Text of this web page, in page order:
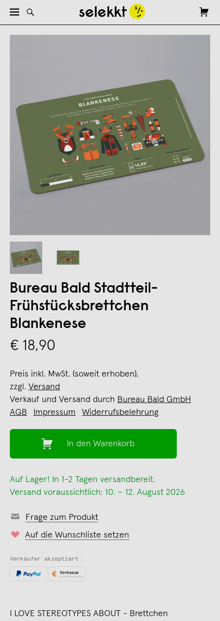
Bureau Bald Stadtteil-
Frühstücksbrettchen
Blankenese
€ 18,90
Preis inkl. MwSt. (soweit erhoben),
zzgl. Versand
Verkauf und Versand durch Bureau Bald GmbH
AGB
Impressum Widerrufsbelehrung
In den Warenkorb
Auf Lager! In 1-2 Tagen versandbereit.
Versand voraussichtlich: 10. – 12. August 2026
Frage zum Produkt
Auf die Wunschliste setzen
Verkäufer akzeptiert:
I LOVE STEREOTYPES ABOUT - Brettchen